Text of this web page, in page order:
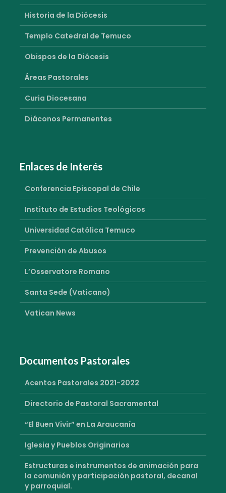
Historia de la Diócesis
Templo Catedral de Temuco
Obispos de la Diócesis
Áreas Pastorales
Curia Diocesana
Diáconos Permanentes
Enlaces de Interés
Conferencia Episcopal de Chile
Instituto de Estudios Teológicos
Universidad Católica Temuco
Prevención de Abusos
L’Osservatore Romano
Santa Sede (Vaticano)
Vatican News
Documentos Pastorales
Acentos Pastorales 2021-2022
Directorio de Pastoral Sacramental
“El Buen Vivir” en La Araucanía
Iglesia y Pueblos Originarios
Estructuras e instrumentos de animación para
la comunión y participación pastoral, decanal
y parroquial.